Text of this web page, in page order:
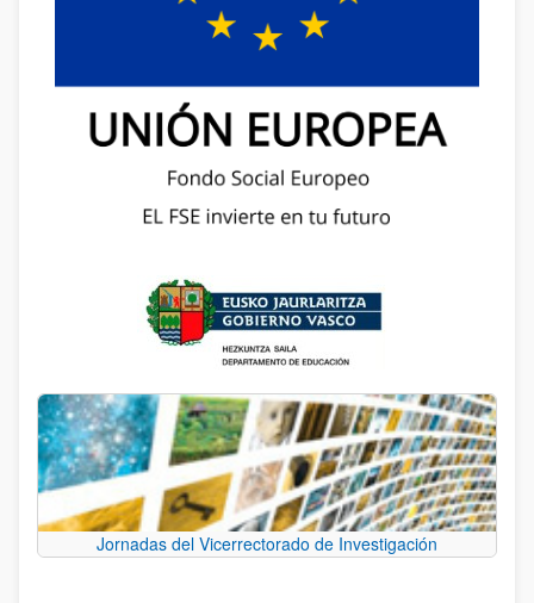
Jornadas del Vicerrectorado de Investigación